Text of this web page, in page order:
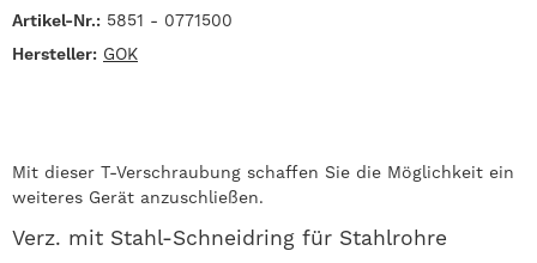
Artikel-Nr.: 5851 - 0771500
Hersteller: GOK
Mit dieser T-Verschraubung schaffen Sie die Möglichkeit ein
weiteres Gerät anzuschließen.
Verz. mit Stahl-Schneidring für Stahlrohre